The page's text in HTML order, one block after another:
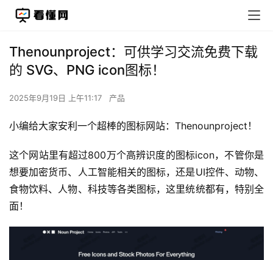
Thenounproject：可供学习交流免费下载
的 SVG、PNG icon图标！
2025年9月19日 上午11:17 产品
小编给大家安利一个超棒的图标网站：Thenounproject！
这个网站里有超过800万个高辨识度的图标icon，不管你是
想要加密货币、人工智能相关的图标，还是UI控件、动物、
食物饮料、人物、科技等各类图标，这里统统都有，特别全
面！